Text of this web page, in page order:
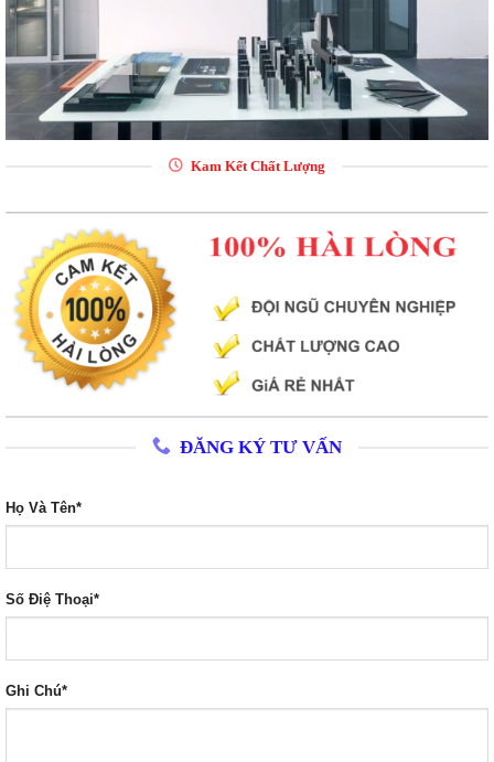
Kam Kết Chất Lượng
ĐĂNG KÝ TƯ VẤN
Họ Và Tên*
Số Điệ Thoại*
Ghi Chú*